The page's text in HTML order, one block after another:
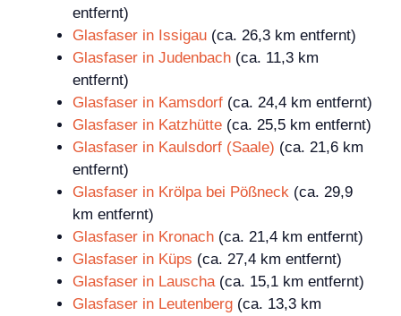
entfernt)
Glasfaser in Issigau (ca. 26,3 km entfernt)
Glasfaser in Judenbach (ca. 11,3 km
entfernt)
Glasfaser in Kamsdorf (ca. 24,4 km entfernt)
Glasfaser in Katzhütte (ca. 25,5 km entfernt)
Glasfaser in Kaulsdorf (Saale) (ca. 21,6 km
entfernt)
Glasfaser in Krölpa bei Pößneck (ca. 29,9
km entfernt)
Glasfaser in Kronach (ca. 21,4 km entfernt)
Glasfaser in Küps (ca. 27,4 km entfernt)
Glasfaser in Lauscha (ca. 15,1 km entfernt)
Glasfaser in Leutenberg (ca. 13,3 km